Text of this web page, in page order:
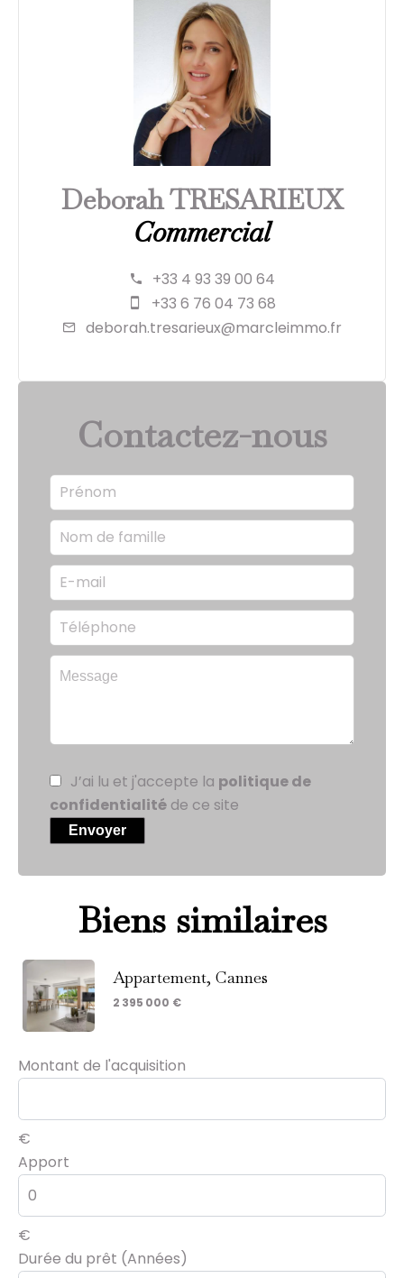
Deborah TRESARIEUX
Commercial
+33 4 93 39 00 64
+33 6 76 04 73 68
deborah.tresarieux@marcleimmo.fr
Contactez-nous
J’ai lu et j'accepte la politique de
confidentialité de ce site
Envoyer
Biens similaires
Appartement, Cannes
2 395 000 €
Montant de l'acquisition
€
Apport
€
Durée du prêt (Années)